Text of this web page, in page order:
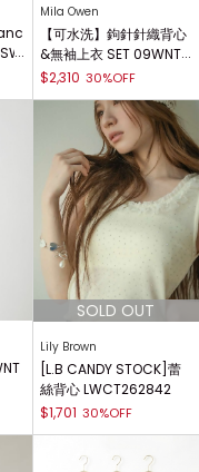
Mila Owen
【可水洗】鉤針針織背心
&無袖上衣 SET 09WNT2
62136
$2,310 30%OFF
Lily Brown
[L.B CANDY STOCK]蕾
絲背心 LWCT262842
$1,701 30%OFF